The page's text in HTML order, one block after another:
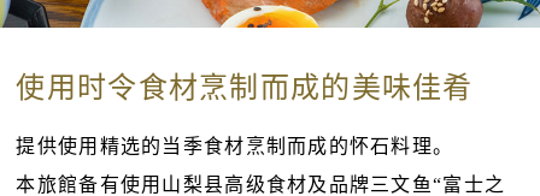
使用时令食材烹制而成的美味佳肴
提供使用精选的当季食材烹制而成的怀石料理。
本旅館备有使用山梨县高级食材及品牌三文鱼“富士之